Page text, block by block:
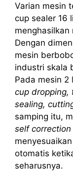
Varian mesin
cup sealer 16
menghasilkan
Dengan
mesin
industri skala
Pada mesin 2
cup dropping,
sealing,
samping itu,
self
otomatis
seharusnya.